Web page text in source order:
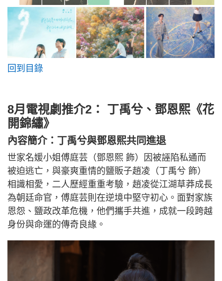
回到目錄
8月電視劇推介2： 丁禹兮、鄧恩熙《花
開錦繡》
內容簡介：丁禹兮與鄧恩熙共同進退
世家名媛小姐傅庭芸（鄧恩熙 飾）因被誣陷私通而
被迫逃亡，與豪爽重情的鹽販子趙凌（丁禹兮 飾）
相識相愛，二人歷經重重考驗，趙凌從江湖草莽成長
為朝廷命官，傅庭芸則在逆境中堅守初心。面對家族
恩怨、鹽政改革危機，他們攜手共進，成就一段跨越
身份與命運的傳奇良緣。